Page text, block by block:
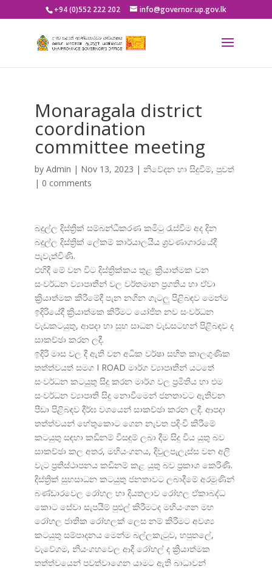
+94 (0)552 222 202 info@governor.up.gov.lk
Monaragala district
coordination
committee meeting
by Admin | Nov 13, 2023 | නිවේදන හා සිදුවීම්, පුවත්
| 0 comments
බදුල්ල දිස්ත්රික් සම්බන්ධීකරණ කමිටු රැස්වීම අද දින
බදුල්ල දිස්ත්රික් ලේකම් කාර්යාලයීය ශ්රවණාගාරයේදී
පැවැත්විණි.
එහිදී මේ වන විට දිස්ත්රික්කය තුළ ක්රියාත්මක වන
සංවර්ධන ව්යාපෘතීන් වල වර්තමාන ප්රගතිය හා ඒවා
ක්රියාත්මක කිරීමේදී පැන නගින ගැටලු පිළිබඳව මෙන්ම
ඉදිරියේදී ක්රියාත්මක කිරීමට යෝජිත නව සංවර්ධන
වැඩකටයුතු, ආපදා හා සුභ සාධන වැඩසටහන් පිළිබඳව ද
සාකච්ඡා කරන ලදී.
ඉදිරි මාස වල දී ඇති වන අධික වර්ෂා සහිත කාලගුණික
තත්ත්වයත් සමග I ROAD මාර්ග ව්යාපෘතීන් යටතේ
සංවර්ධන කටයුතු සිදු කරන මාර්ග වල ප්රමිතිය හා එම
සංවර්ධන ව්යාපෘති සිදු නොවීමෙන් ජනතාවට ඇතිවන
පීඩා පිළිබඳව දීර්ඝ වශයෙන් සාකච්ඡා කරන ලදී. ආපදා
තත්ත්වයන් හේතුකොට ගෙන නැවත පදිංචි කිරීමේ
කටයුතු සඳහා කඩිනම් විසඳුම් ලබා දීම සිදු විය යුතු බව
සාකච්ඡා කල අතර, මහියංගනය, දිවුලපැලැස්ස වන අලි
වැට ප්රතිස්ථාපනය කඩිනම් කළ යුතු බව ප්රකාශ කෙරිණි.
දිස්ත්රික් සුභසාධන කටයුතු ජනතාවට ලබාදීමේ අරමුණින්
බණ්ඩාරවෙල රෝහල හා දියතලාව රෝහල ඒකාබද්ධ
කොට සේවා සැපයීම් පුළුල් කිරීමටද මහියංගන මහ
රෝහල ජාතික රෝහලක් ලෙස නම් කිරීමට අවශ්ය
කටයුතු සම්පාදනය මෙන්ම බල්ලකැටුව, හපුතලේ,
වැවේගම, නියංගහවෙල ආදී රෝහල් ද ක්රියාත්මක
තත්ත්වයෙන් පවත්වාගෙන යාමට ඇති බාධාවන්